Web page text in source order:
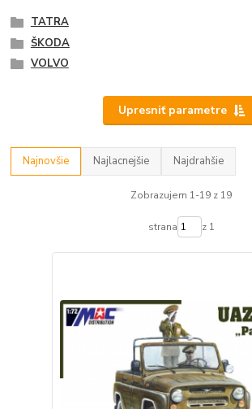
TATRA
ŠKODA
VOLVO
Upresniť parametre
Najnovšie Najlacnejšie Najdrahšie
Zobrazujem 1-19 z 19
strana z 1